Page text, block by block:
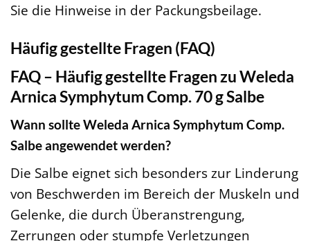
Sie die Hinweise in der Packungsbeilage.
Häufig gestellte Fragen (FAQ)
FAQ – Häufig gestellte Fragen zu Weleda
Arnica Symphytum Comp. 70 g Salbe
Wann sollte Weleda Arnica Symphytum Comp.
Salbe angewendet werden?
Die Salbe eignet sich besonders zur Linderung
von Beschwerden im Bereich der Muskeln und
Gelenke, die durch Überanstrengung,
Zerrungen oder stumpfe Verletzungen